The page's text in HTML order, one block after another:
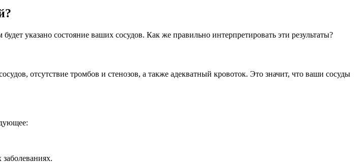
указано состояние ваших сосудов. Как же правильно интерпретировать эти результаты?
отсутствие тромбов и стенозов, а также адекватный кровоток. Это значит, что ваши сосуды